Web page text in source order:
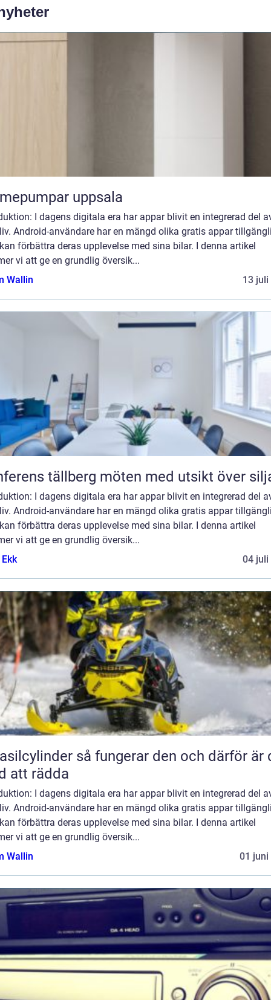
uppsala
I dagens digitala era har appar blivit en integrerad del
Android-användare har en mängd olika gratis appar
förbättra deras upplevelse med sina bilar. I denna artikel
vi att ge en grundlig översik...
Wallin
13 juli
Konferens tällberg möten med utsikt över
I dagens digitala era har appar blivit en integrerad del
Android-användare har en mängd olika gratis appar
förbättra deras upplevelse med sina bilar. I denna artikel
vi att ge en grundlig översik...
04 juli
så fungerar den och därför är den
att rädda
I dagens digitala era har appar blivit en integrerad del
Android-användare har en mängd olika gratis appar
förbättra deras upplevelse med sina bilar. I denna artikel
vi att ge en grundlig översik...
Wallin
01 juni